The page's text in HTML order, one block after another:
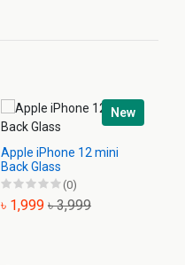
New
Apple iPhone 12 mini
Back Glass
(0)
৳ 1,999 ৳ 3,999